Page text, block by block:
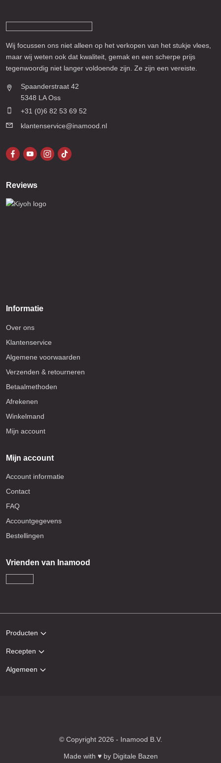
Wij focussen ons niet alleen op het verkopen van het stukje vlees,
maar wij weten ook dat kwaliteit, gemak en een scherpe prijs
tegenwoordig niet langer voldoende zijn. Ze zijn een vereiste.
Spaanderstraat 42
5348 LA Oss
+31 (0)6 82 53 69 52
klantenservice@inamood.nl
Reviews
Informatie
Over ons
Klantenservice
Algemene voorwaarden
Verzenden & retourneren
Betaalmethoden
Afrekenen
Winkelmand
Mijn account
Mijn account
Account informatie
Contact
FAQ
Accountgegevens
Bestellingen
Vrienden van Inamood
Producten
Recepten
Algemeen
© Copyright 2026 - Inamood B.V.
Made with ♥ by Digitale Bazen